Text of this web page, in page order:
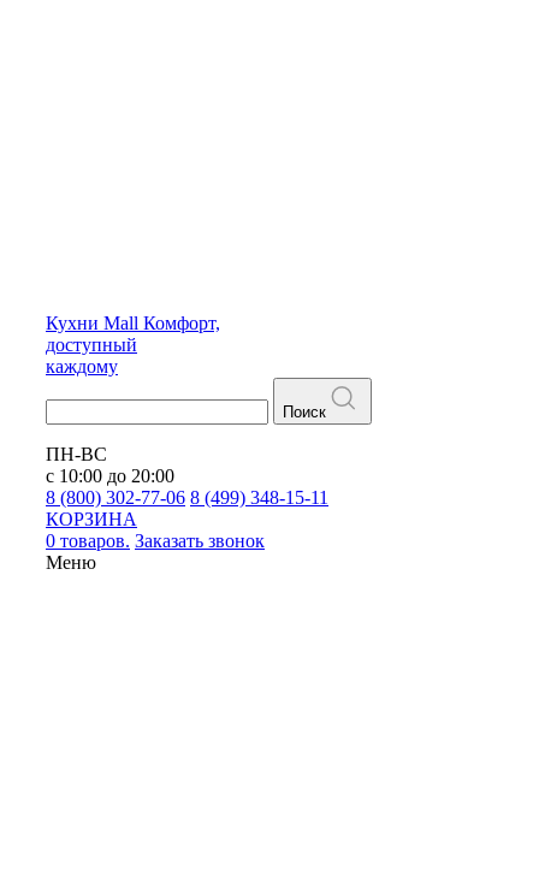
Кухни Mall Комфорт,
доступный
каждому
Поиск
ПН-ВС
с 10:00 до 20:00
8 (800) 302-77-06 8 (499) 348-15-11
КОРЗИНА
0 товаров. Заказать звонок
Меню